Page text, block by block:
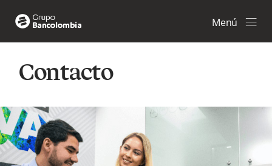
Menú
Contacto